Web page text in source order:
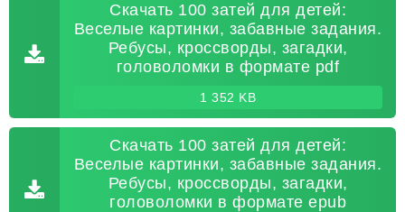
Скачать 100 затей для детей:
Веселые картинки, забавные задания.
Ребусы, кроссворды, загадки,
головоломки в формате pdf
1 352 KB
Скачать 100 затей для детей:
Веселые картинки, забавные задания.
Ребусы, кроссворды, загадки,
головоломки в формате epub